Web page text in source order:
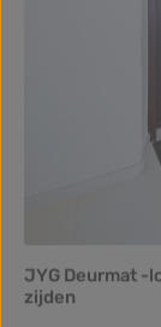
JYG Deurmat -
zijden